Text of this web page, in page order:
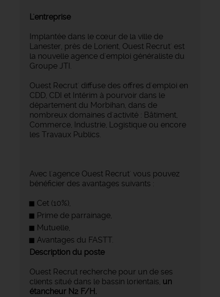
L'entreprise
Implantée dans le cœur de la ville de
Lanester, près de Lorient, Ouest Recrut' est
la nouvelle agence d'emploi généraliste du
Groupe JTI.
Ouest Recrut' diffuse des offres d'emploi en
CDD, CDI et Intérim à pourvoir dans le
département du Morbihan, dans de
nombreux domaines d'activité : Bâtiment,
Commerce, Industrie, Logistique ou encore
les Travaux Publics.
Avec l'agence Ouest Recrut' vous pouvez
bénéficier des avantages suivants :
Cet (10%),
Prime de parrainage,
Mutuelle,
Avantages du FASTT.
Description du poste
Ouest Recrut recherche pour un de ses
clients situé dans le bassin lorientais, un
étancheur N2 F/H.